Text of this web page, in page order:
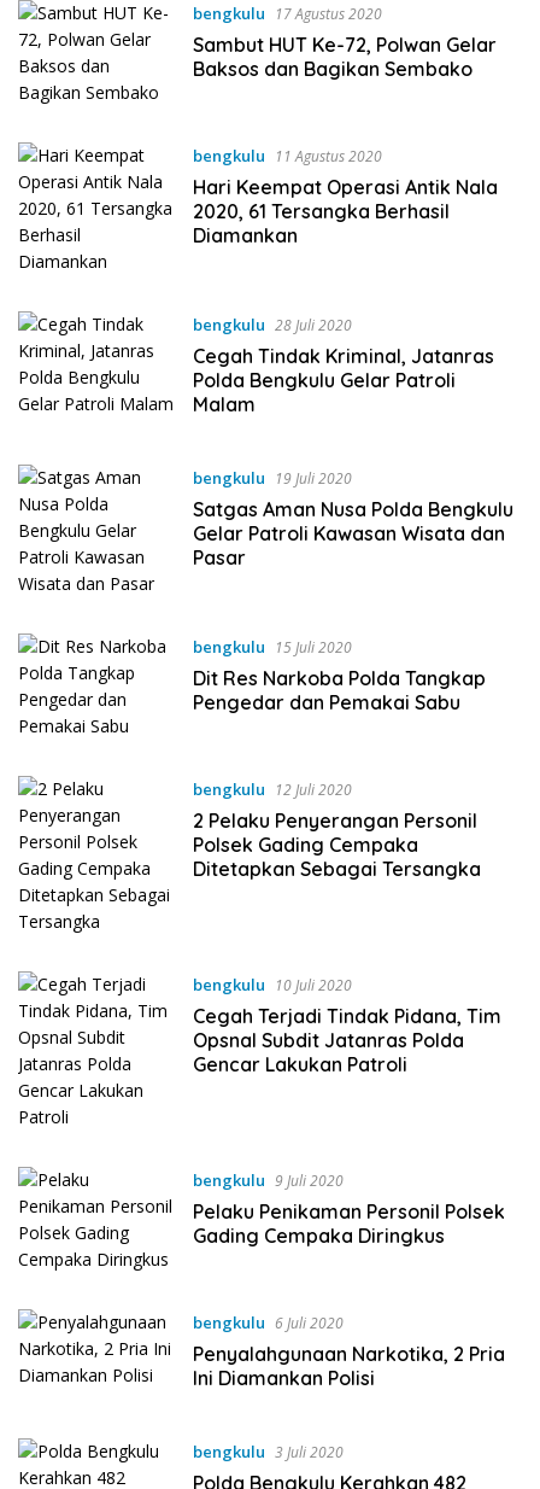
bengkulu 17 Agustus 2020
Sambut HUT Ke-72, Polwan Gelar
Baksos dan Bagikan Sembako
bengkulu 11 Agustus 2020
Hari Keempat Operasi Antik Nala
2020, 61 Tersangka Berhasil
Diamankan
bengkulu 28 Juli 2020
Cegah Tindak Kriminal, Jatanras
Polda Bengkulu Gelar Patroli
Malam
bengkulu 19 Juli 2020
Satgas Aman Nusa Polda Bengkulu
Gelar Patroli Kawasan Wisata dan
Pasar
bengkulu 15 Juli 2020
Dit Res Narkoba Polda Tangkap
Pengedar dan Pemakai Sabu
bengkulu 12 Juli 2020
2 Pelaku Penyerangan Personil
Polsek Gading Cempaka
Ditetapkan Sebagai Tersangka
bengkulu 10 Juli 2020
Cegah Terjadi Tindak Pidana, Tim
Opsnal Subdit Jatanras Polda
Gencar Lakukan Patroli
bengkulu 9 Juli 2020
Pelaku Penikaman Personil Polsek
Gading Cempaka Diringkus
bengkulu 6 Juli 2020
Penyalahgunaan Narkotika, 2 Pria
Ini Diamankan Polisi
bengkulu 3 Juli 2020
Polda Bengkulu Kerahkan 482